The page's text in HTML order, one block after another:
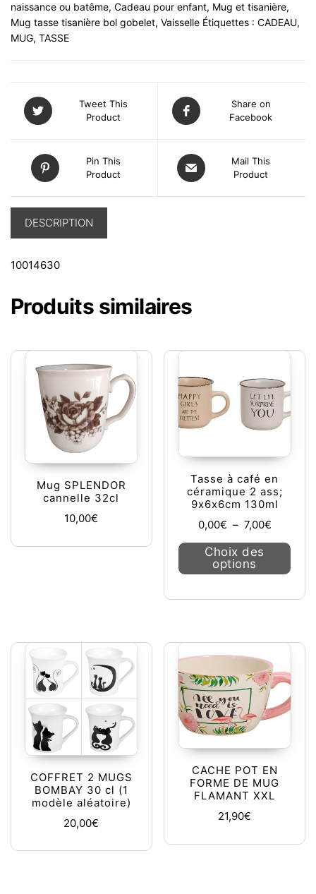
naissance ou batême, Cadeau pour enfant, Mug et tisanière,
Mug tasse tisanière bol gobelet, Vaisselle Étiquettes : CADEAU,
MUG, TASSE
Tweet This
Product
Share on
Facebook
Pin This
Product
Mail This
Product
DESCRIPTION
10014630
Produits similaires
Mug SPLENDOR
cannelle 32cl
10,00€
Tasse à café en
céramique 2 ass;
9x6x6cm 130ml
0,00€ – 7,00€Plage
Choix des
options
COFFRET 2 MUGS
BOMBAY 30 cl (1
modèle aléatoire)
20,00€
CACHE POT EN
FORME DE MUG
FLAMANT XXL
21,90€